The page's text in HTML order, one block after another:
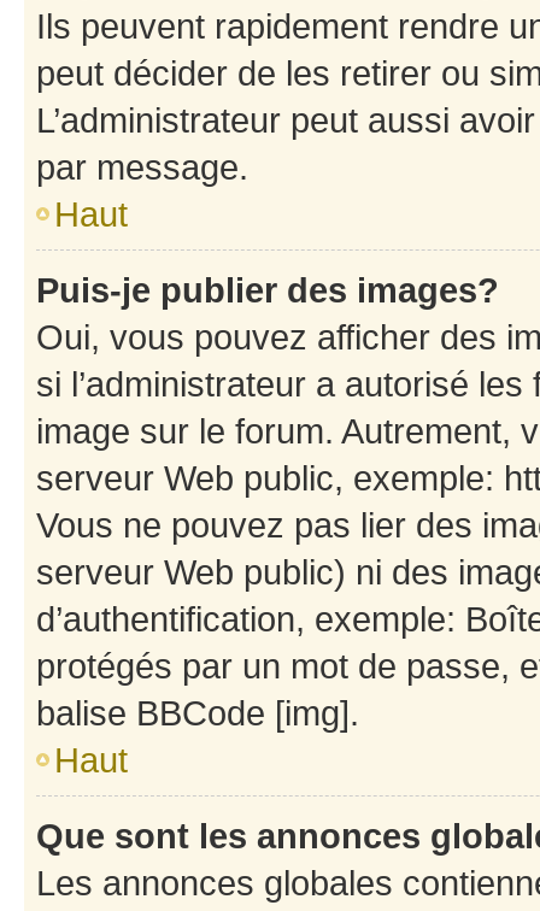
Ils peuvent rapidement rendre
peut décider de les retirer ou
L’administrateur peut aussi
par message.
Haut
Puis-je publier des images?
Oui, vous pouvez afficher des
si l’administrateur a autorisé
image sur le forum. Autrement,
serveur Web public, exemple:
Vous ne pouvez pas lier des
serveur Web public) ni des
d’authentification, exemple:
protégés par un mot de passe,
balise BBCode [img].
Haut
Que sont les annonces
Les annonces globales